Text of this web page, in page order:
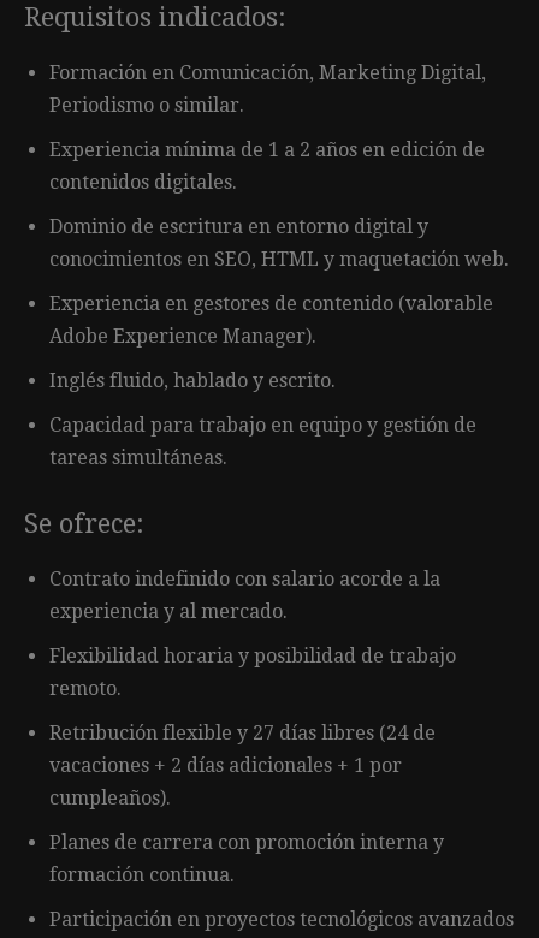
Requisitos indicados:
Formación en Comunicación, Marketing Digital,
Periodismo o similar.
Experiencia mínima de 1 a 2 años en edición de
contenidos digitales.
Dominio de escritura en entorno digital y
conocimientos en SEO, HTML y maquetación web.
Experiencia en gestores de contenido (valorable
Adobe Experience Manager).
Inglés fluido, hablado y escrito.
Capacidad para trabajo en equipo y gestión de
tareas simultáneas.
Se ofrece:
Contrato indefinido con salario acorde a la
experiencia y al mercado.
Flexibilidad horaria y posibilidad de trabajo
remoto.
Retribución flexible y 27 días libres (24 de
vacaciones + 2 días adicionales + 1 por
cumpleaños).
Planes de carrera con promoción interna y
formación continua.
Participación en proyectos tecnológicos avanzados